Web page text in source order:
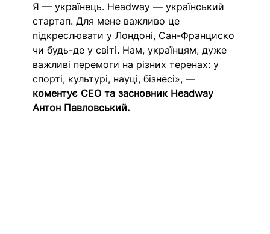
Я — українець. Headway — український
стартап. Для мене важливо це
підкреслювати у Лондоні, Сан-Франциско
чи будь-де у світі. Нам, українцям, дуже
важливі перемоги на різних теренах: у
спорті, культурі, науці, бізнесі», —
коментує CEO та засновник Headway
Антон Павловський.